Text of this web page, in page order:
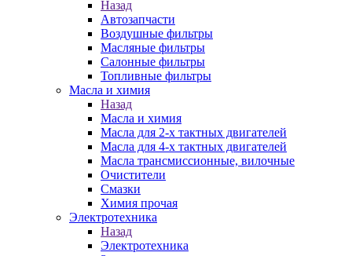
Назад
Автозапчасти
Воздушные фильтры
Масляные фильтры
Салонные фильтры
Топливные фильтры
Масла и химия
Назад
Масла и химия
Масла для 2-х тактных двигателей
Масла для 4-х тактных двигателей
Масла трансмиссионные, вилочные
Очистители
Смазки
Химия прочая
Электротехника
Назад
Электротехника